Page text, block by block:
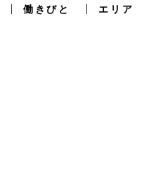
働きびと エリア